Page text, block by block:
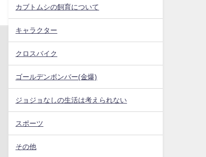
カブトムシの飼育について
キャラクター
クロスバイク
ゴールデンボンバー(金爆)
ジョジョなしの生活は考えられない
スポーツ
その他